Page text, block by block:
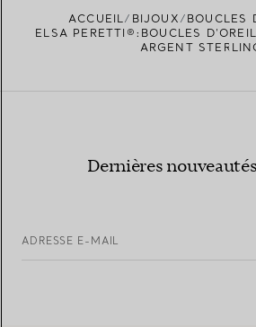
TROUVEZ LA BOUTIQUE LA PLUS PROCHE
ACCUEIL BIJOUX
BOUCLES
ELSA PERETTI®:BOUCLES
ARGENT
Dernières
ADRESSE E-MAIL